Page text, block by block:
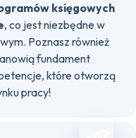
księgowych
, co jest niezbędne w
Poznasz również
fundament
które otworzą
pracy!